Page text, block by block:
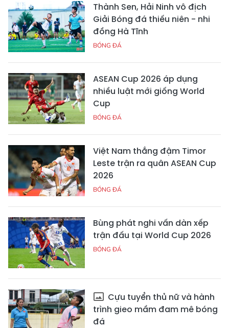
Thành Sen, Hải Ninh vô địch
Giải Bóng đá thiếu niên - nhi
đồng Hà Tĩnh
BÓNG ĐÁ
ASEAN Cup 2026 áp dụng
nhiều luật mới giống World
Cup
BÓNG ĐÁ
Việt Nam thắng đậm Timor
Leste trận ra quân ASEAN Cup
2026
BÓNG ĐÁ
Bùng phát nghi vấn dàn xếp
trận đấu tại World Cup 2026
BÓNG ĐÁ
Cựu tuyển thủ nữ và hành
trình gieo mầm đam mê bóng
đá